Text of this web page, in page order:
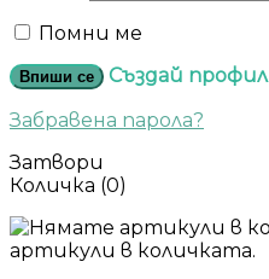
Помни ме
Впиши се
Създай профил
Забравена парола?
Затвори
Количка (0)
артикули в количката.